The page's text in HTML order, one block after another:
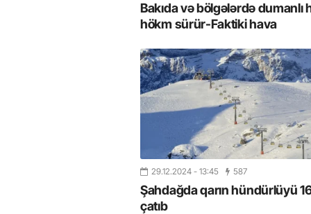
Bakıda və bölgələrdə dumanlı
hökm sürür-Faktiki hava
29.12.2024 - 13:45 587
Şahdağda qarın hündürlüyü
çatıb